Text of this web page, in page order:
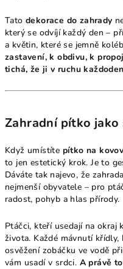
Tato dekorace do zahrady
který se odvíjí každý den –
a květin, které se jemně
zastavení, k obdivu, k
tichá, že ji v ruchu
Zahradní pítko
Když umístíte pítko na
to jen estetický krok. Je to
Dáváte tak najevo, že
nejmenší obyvatele – pro
radost, pohyb a hlas přírody.
Ptáčci, kteří usedají na okraj
života. Každé mávnutí
osvěžení zobáčku ve vodě
vám usadí v srdci. A právě